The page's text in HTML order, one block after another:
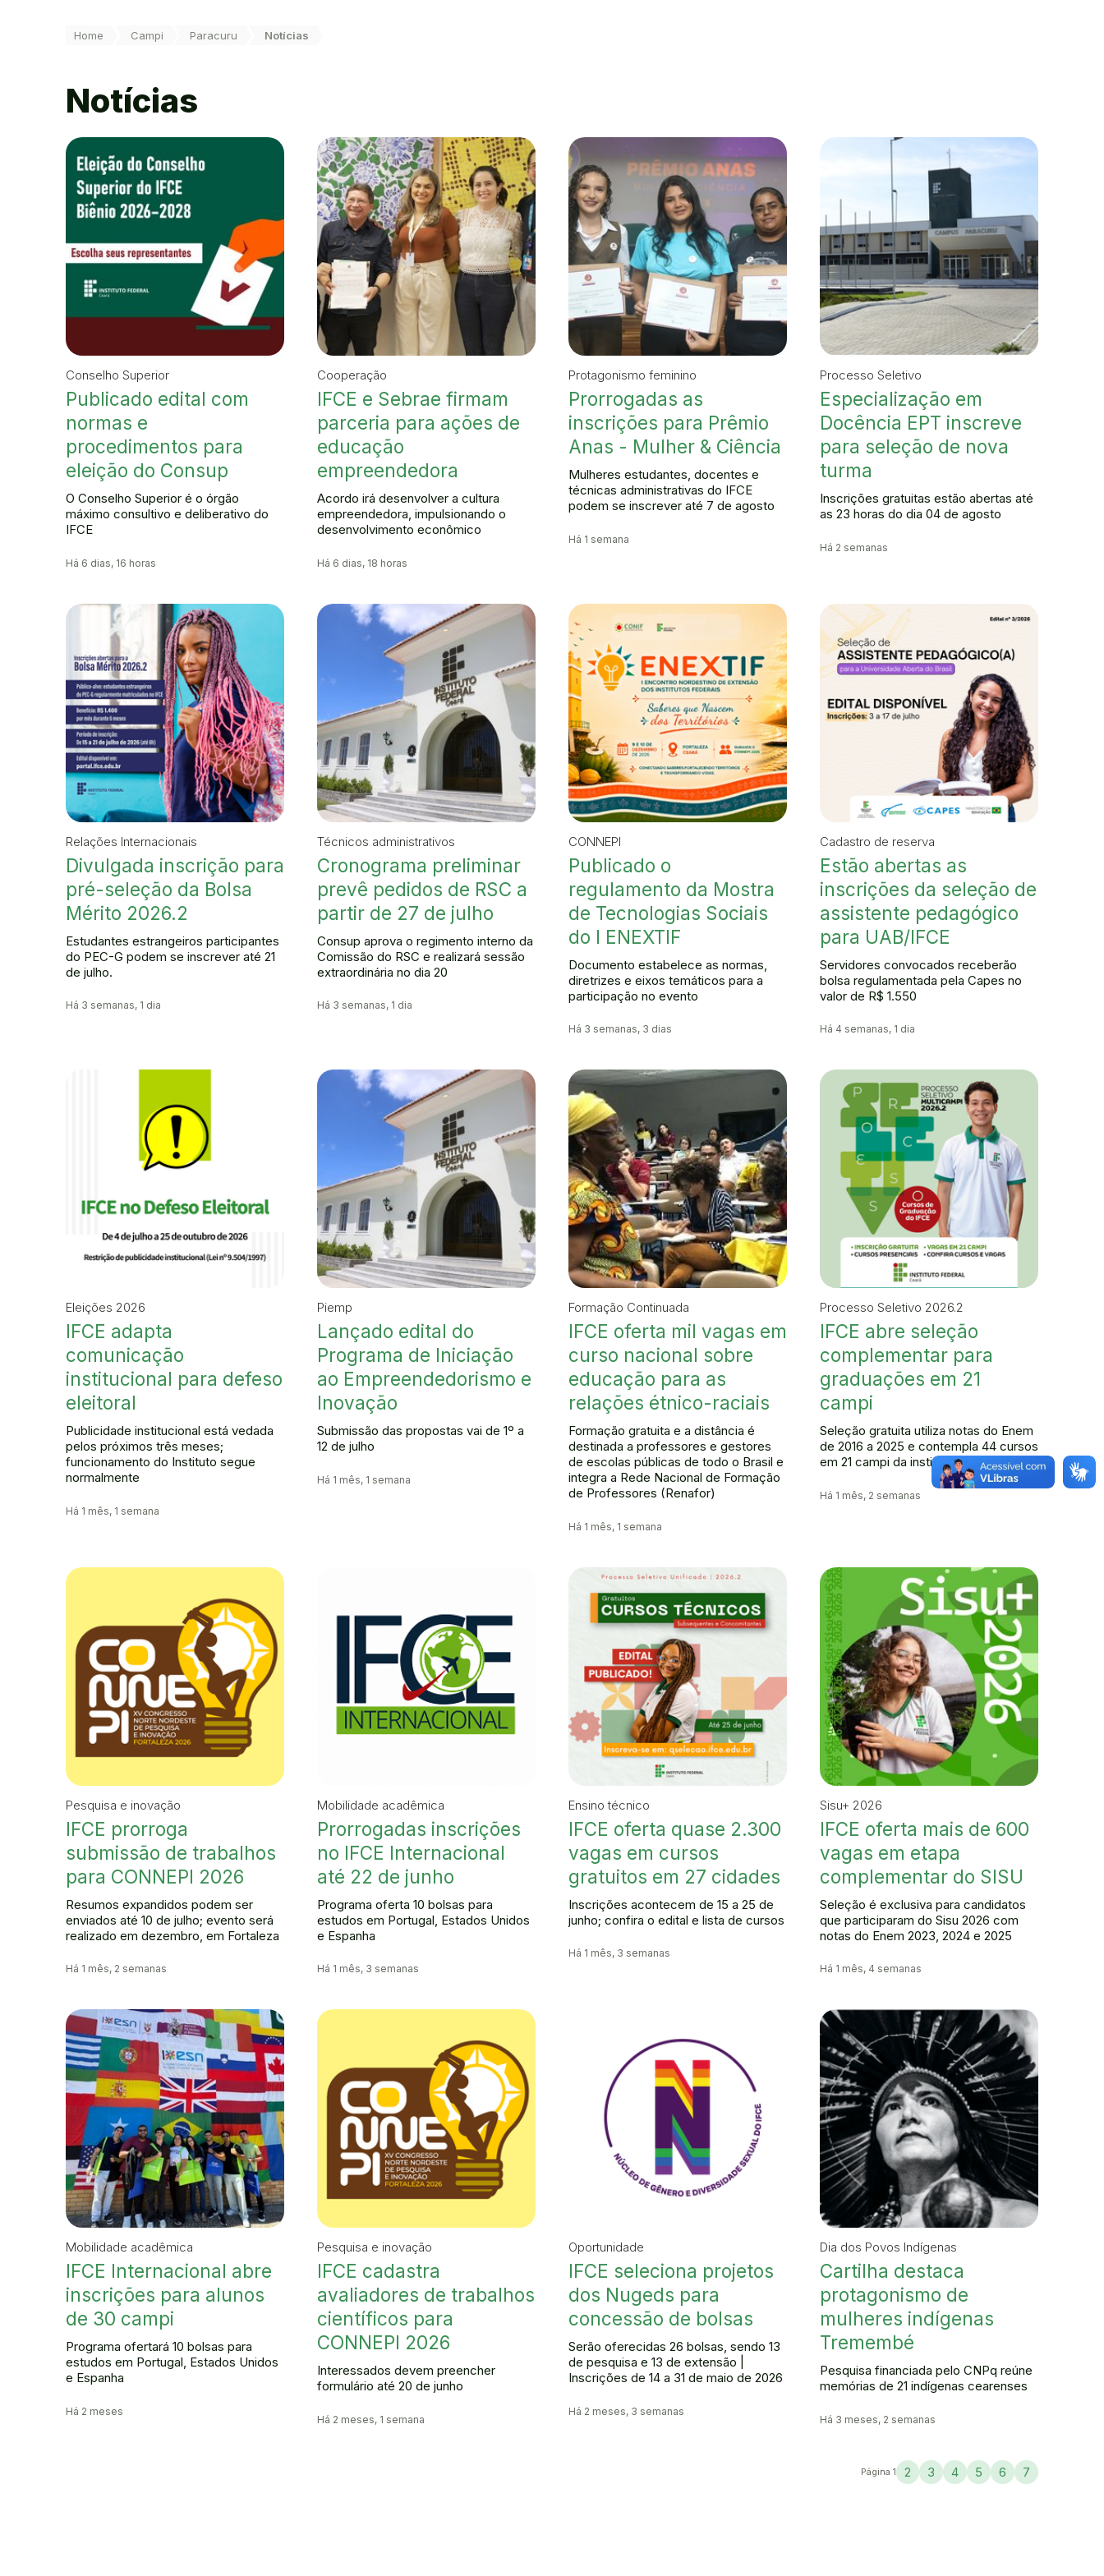
Você está aqui:
Home Campi Paracuru Notícias
Notícias
Conselho Superior
Publicado edital com
normas e
procedimentos para
eleição do Consup
O Conselho Superior é o órgão
máximo consultivo e deliberativo do
IFCE
Há 6 dias, 16 horas
Cooperação
IFCE e Sebrae firmam
parceria para ações de
educação
empreendedora
Acordo irá desenvolver a cultura
empreendedora, impulsionando o
desenvolvimento econômico
Há 6 dias, 18 horas
Protagonismo feminino
Prorrogadas as
inscrições para Prêmio
Anas - Mulher & Ciência
Mulheres estudantes, docentes e
técnicas administrativas do IFCE
podem se inscrever até 7 de agosto
Há 1 semana
Processo Seletivo
Especialização em
Docência EPT inscreve
para seleção de nova
turma
Inscrições gratuitas estão abertas até
as 23 horas do dia 04 de agosto
Há 2 semanas
Relações Internacionais
Divulgada inscrição para
pré-seleção da Bolsa
Mérito 2026.2
Estudantes estrangeiros participantes
do PEC-G podem se inscrever até 21
de julho.
Há 3 semanas, 1 dia
Técnicos administrativos
Cronograma preliminar
prevê pedidos de RSC a
partir de 27 de julho
Consup aprova o regimento interno da
Comissão do RSC e realizará sessão
extraordinária no dia 20
Há 3 semanas, 1 dia
CONNEPI
Publicado o
regulamento da Mostra
de Tecnologias Sociais
do I ENEXTIF
Documento estabelece as normas,
diretrizes e eixos temáticos para a
participação no evento
Há 3 semanas, 3 dias
Cadastro de reserva
Estão abertas as
inscrições da seleção de
assistente pedagógico
para UAB/IFCE
Servidores convocados receberão
bolsa regulamentada pela Capes no
valor de R$ 1.550
Há 4 semanas, 1 dia
Eleições 2026
IFCE adapta
comunicação
institucional para defeso
eleitoral
Publicidade institucional está vedada
pelos próximos três meses;
funcionamento do Instituto segue
normalmente
Há 1 mês, 1 semana
Piemp
Lançado edital do
Programa de Iniciação
ao Empreendedorismo e
Inovação
Submissão das propostas vai de 1º a
12 de julho
Há 1 mês, 1 semana
Formação Continuada
IFCE oferta mil vagas em
curso nacional sobre
educação para as
relações étnico-raciais
Formação gratuita e a distância é
destinada a professores e gestores
de escolas públicas de todo o Brasil e
integra a Rede Nacional de Formação
de Professores (Renafor)
Há 1 mês, 1 semana
Processo Seletivo 2026.2
IFCE abre seleção
complementar para
graduações em 21
campi
Seleção gratuita utiliza notas do Enem
de 2016 a 2025 e contempla 44 cursos
em 21 campi da instituição
Há 1 mês, 2 semanas
Pesquisa e inovação
IFCE prorroga
submissão de trabalhos
para CONNEPI 2026
Resumos expandidos podem ser
enviados até 10 de julho; evento será
realizado em dezembro, em Fortaleza
Há 1 mês, 2 semanas
Mobilidade acadêmica
Prorrogadas inscrições
no IFCE Internacional
até 22 de junho
Programa oferta 10 bolsas para
estudos em Portugal, Estados Unidos
e Espanha
Há 1 mês, 3 semanas
Ensino técnico
IFCE oferta quase 2.300
vagas em cursos
gratuitos em 27 cidades
Inscrições acontecem de 15 a 25 de
junho; confira o edital e lista de cursos
Há 1 mês, 3 semanas
Sisu+ 2026
IFCE oferta mais de 600
vagas em etapa
complementar do SISU
Seleção é exclusiva para candidatos
que participaram do Sisu 2026 com
notas do Enem 2023, 2024 e 2025
Há 1 mês, 4 semanas
Mobilidade acadêmica
IFCE Internacional abre
inscrições para alunos
de 30 campi
Programa ofertará 10 bolsas para
estudos em Portugal, Estados Unidos
e Espanha
Há 2 meses
Pesquisa e inovação
IFCE cadastra
avaliadores de trabalhos
científicos para
CONNEPI 2026
Interessados devem preencher
formulário até 20 de junho
Há 2 meses, 1 semana
Oportunidade
IFCE seleciona projetos
dos Nugeds para
concessão de bolsas
Serão oferecidas 26 bolsas, sendo 13
de pesquisa e 13 de extensão |
Inscrições de 14 a 31 de maio de 2026
Há 2 meses, 3 semanas
Dia dos Povos Indígenas
Cartilha destaca
protagonismo de
mulheres indígenas
Tremembé
Pesquisa financiada pelo CNPq reúne
memórias de 21 indígenas cearenses
Há 3 meses, 2 semanas
Página 1 2 3 4 5 6 7